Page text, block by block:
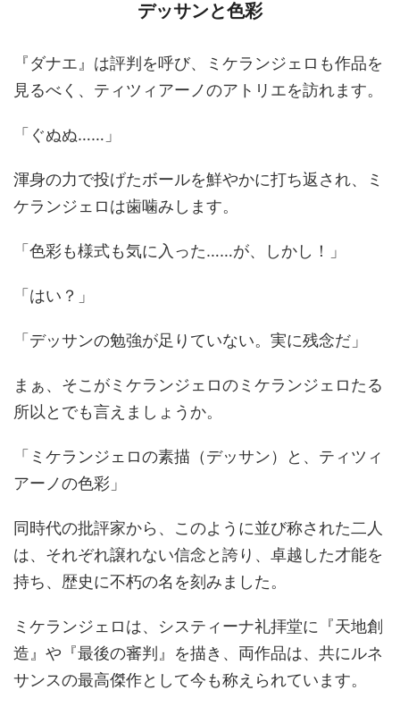
デッサンと色彩
『ダナエ』は評判を呼び、ミケランジェロも作品を
見るべく、ティツィアーノのアトリエを訪れます。
「ぐぬぬ……」
渾身の力で投げたボールを鮮やかに打ち返され、ミ
ケランジェロは歯噛みします。
「色彩も様式も気に入った……が、しかし！」
「はい？」
「デッサンの勉強が足りていない。実に残念だ」
まぁ、そこがミケランジェロのミケランジェロたる
所以とでも言えましょうか。
「ミケランジェロの素描（デッサン）と、ティツィ
アーノの色彩」
同時代の批評家から、このように並び称された二人
は、それぞれ譲れない信念と誇り、卓越した才能を
持ち、歴史に不朽の名を刻みました。
ミケランジェロは、システィーナ礼拝堂に『天地創
造』や『最後の審判』を描き、両作品は、共にルネ
サンスの最高傑作として今も称えられています。